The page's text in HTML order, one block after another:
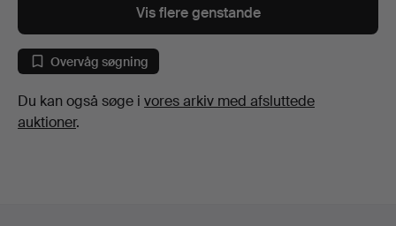
Vis flere genstande
Overvåg søgning
Du kan også søge i vores arkiv med afsluttede
auktioner.